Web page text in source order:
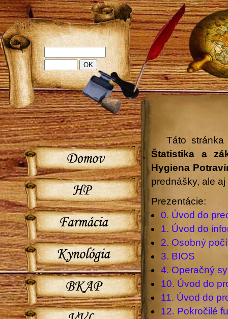
Táto
Štatistika a
Hygiena
prednášky, ale
Prezentácie:
0. Úvod do
1. Úvod do
2. Osobný
3. BIOS
4. Operačný
10. Úvod do
11. Úvod do
12. Pokročilé